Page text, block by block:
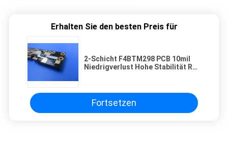
Erhalten Sie den besten Preis für
2-Schicht F4BTM298 PCB 10mil
Niedrigverlust Hohe Stabilität RF
Fortsetzen